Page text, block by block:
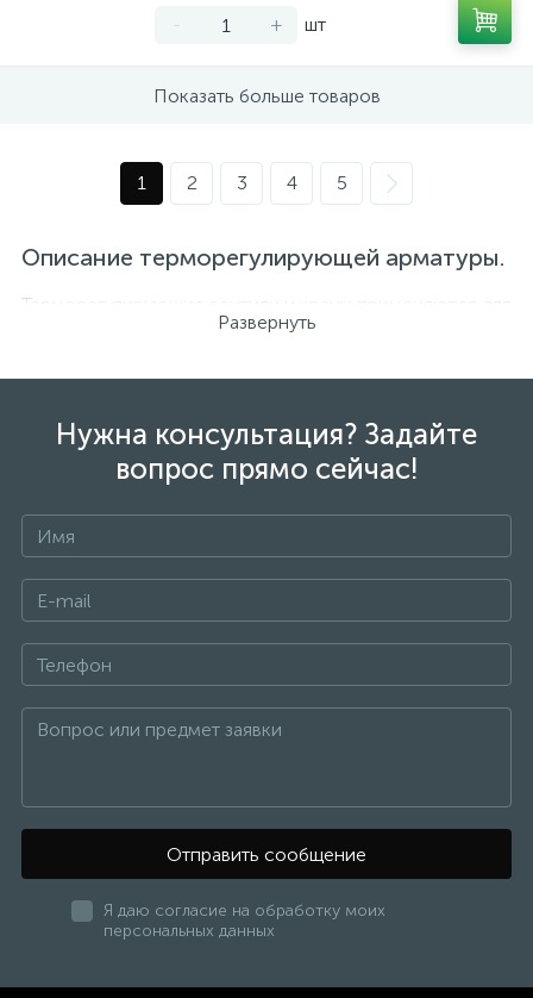
- + шт
Показать больше товаров
1 2 3 4 5
Описание терморегулирующей арматуры.
Терморегулирующие вентили и краны применяются для
регулирования потока теплоносителя через
Терморегулирующие краны с ручной
регулировкой расхода теплоносителя.
Разделяются на настроечные (балансировочные),
гидравлической увяки системы отопления. И
терморегулирующие, с ручкой регулирования
теплоотдачи радиатора во время эксплуатации
системы отопления.
Термостатические краны, предназначены для
автоматического поддержания комфортной
температуры в обслуживаемом помещении.
Термостатические вентили работают в паре с
терморегулирующей головкой.
материалов, имеет отличные эксплуатационные
характеристики и длительный строк службы.
В нашем каталоге вы можете выбрать
терморегулирующие краны для различных условий
эксплуатации.
подобрать вентили, обладающие лучшими
Развернуть
Нужна консультация? Задайте
вопрос прямо сейчас!
Отправить сообщение
Я даю согласие на обработку моих
персональных данных